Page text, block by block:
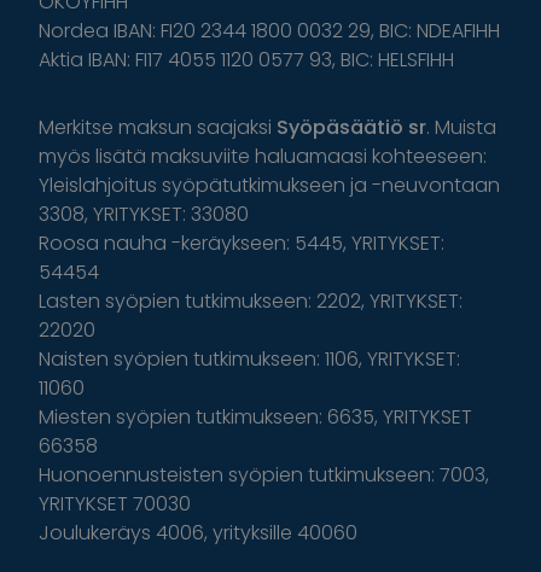
Nordea IBAN: FI20 2344 1800 0032 29, BIC: NDEAFIHH
Aktia IBAN: FI17 4055 1120 0577 93, BIC: HELSFIHH
Merkitse maksun saajaksi Syöpäsäätiö sr. Muista
myös lisätä maksuviite haluamaasi kohteeseen:
Yleislahjoitus syöpätutkimukseen ja -neuvontaan
3308, YRITYKSET: 33080
Roosa nauha -keräykseen: 5445, YRITYKSET:
54454
Lasten syöpien tutkimukseen: 2202, YRITYKSET:
22020
Naisten syöpien tutkimukseen: 1106, YRITYKSET:
11060
Miesten syöpien tutkimukseen: 6635, YRITYKSET
66358
Huonoennusteisten syöpien tutkimukseen: 7003,
YRITYKSET 70030
Joulukeräys 4006, yrityksille 40060